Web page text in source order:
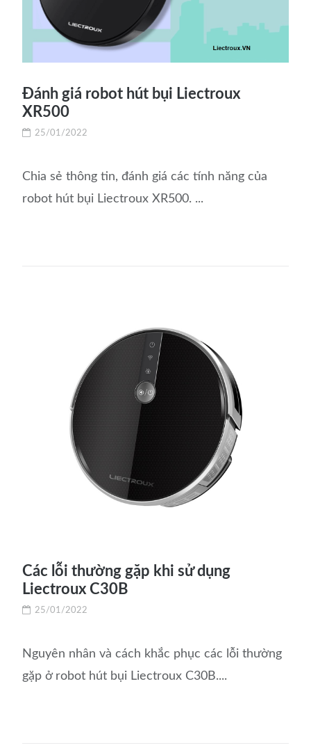
Đánh giá robot hút bụi Liectroux
XR500
25/01/2022
Chia sẻ thông tin, đánh giá các tính năng của
robot hút bụi Liectroux XR500. ...
Các lỗi thường gặp khi sử dụng
Liectroux C30B
25/01/2022
Nguyên nhân và cách khắc phục các lỗi thường
gặp ở robot hút bụi Liectroux C30B....